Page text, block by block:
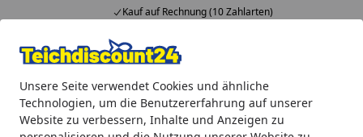
Unsere Seite verwendet Cookies und ähnliche
Technologien, um die Benutzererfahrung auf unserer
Website zu verbessern, Inhalte und Anzeigen zu
Kauf auf Rechnung (10 Zahlarten)
Alle Produkte
Mein Konto
Suchen
Ubbink Pflanzbeet aus recyceltem PVC, 10 mm stark,